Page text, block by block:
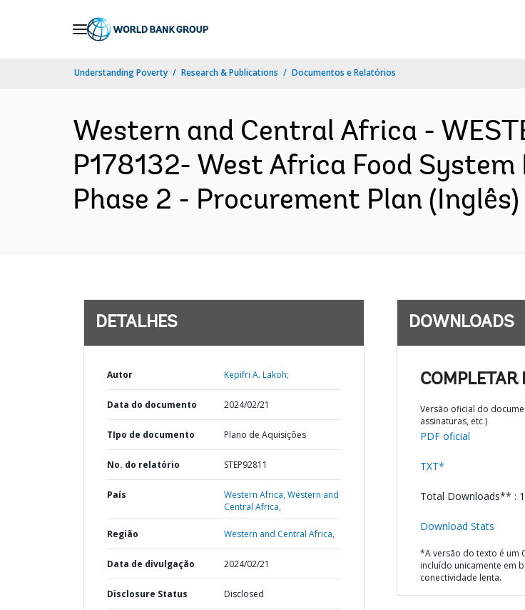
Understanding Poverty Research & Publications Documentos e Relatórios
Western and Central Africa -
P178132- West Africa Food System
Phase 2 - Procurement Plan (Inglês)
DETALHES
Autor Kepifri A. Lakoh;
Data do documento 2024/02/21
TIpo de documento Plano de Aquisições
No. do relatório STEP92811
País Western Africa,Western and
Central Africa,
Região Western and Central Africa,
Data de divulgação 2024/02/21
Disclosure Status Disclosed
DOWNLOADS
COMPLETAR
Versão oficial do
assinaturas, etc.)
PDF oficial
TXT*
Total Downloads** :
Download Stats
*A versão do texto é um
incluído unicamente em
conectividade lenta.